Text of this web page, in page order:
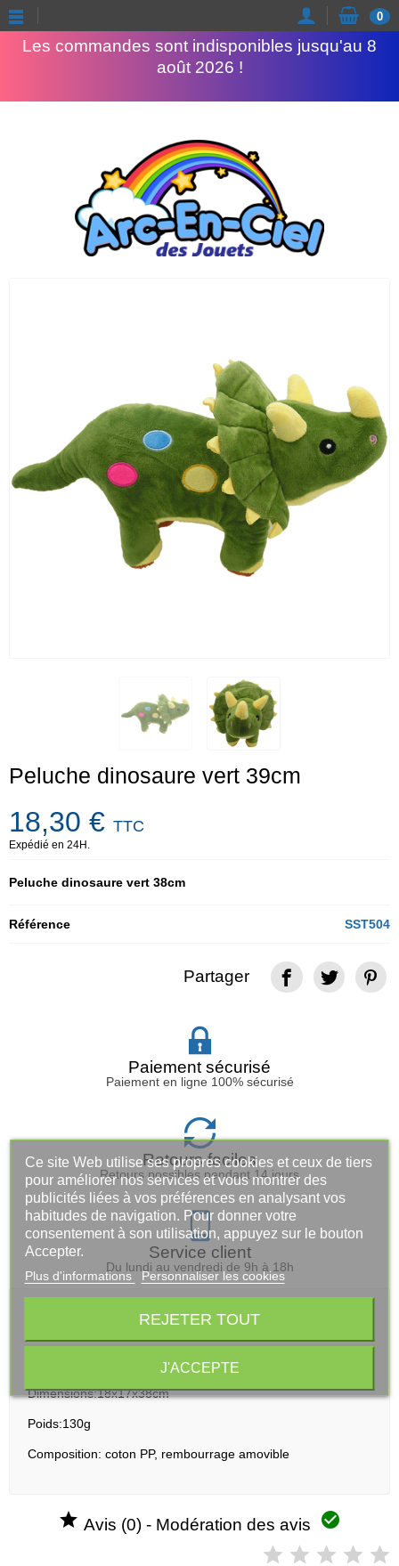
Les commandes sont indisponibles jusqu'au 8
août 2026 !
0
Peluche dinosaure vert 39cm
18,30 € TTC
Expédié en 24H.
Peluche dinosaure vert 38cm
Référence SST504
Partager
Paiement sécurisé
Paiement en ligne 100% sécurisé
Retours faciles
Retours possibles pendant 14 jours
Service client
Du lundi au vendredi de 9h à 18h
Peluche dinosaure vert 38cm
Dimensions:18x17x38cm
Poids:130g
Composition: coton PP, rembourrage amovible
 Avis (0) - Modération des avis 
Ce site Web utilise ses propres cookies et ceux de tiers
pour améliorer nos services et vous montrer des
publicités liées à vos préférences en analysant vos
habitudes de navigation. Pour donner votre
consentement à son utilisation, appuyez sur le bouton
Accepter.
Plus d'informations Personnaliser les cookies
REJETER TOUT
J'ACCEPTE